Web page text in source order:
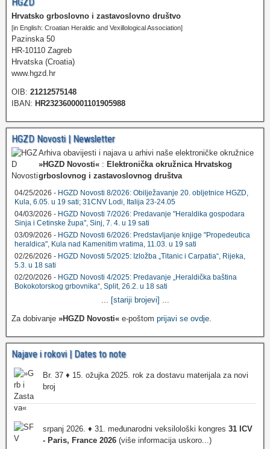
HGZD
Hrvatsko grboslovno i zastavoslovno društvo
[in English: Croatian Heraldic and Vexillological Association]
Pazinska 50
HR-10110 Zagreb
Hrvatska (Croatia)
www.hgzd.hr
OIB: 21212575148
IBAN: HR2323600001101905988
HGZD Novosti | Newsletter
Arhiva obavijesti i najava u arhivi naše elektroničke okružnice
»HGZD Novosti« : Elektronička okružnica Hrvatskog
grboslovnog i zastavoslovnog društva
04/25/2026 - HGZD Novosti 8/2026: Obilježavanje 20. obljetnice HGZD,
Kula, 6.05. u 19 sati; 31CNV Lodi, Italija 23-24.05
04/03/2026 - HGZD Novosti 7/2026: Predavanje "Heraldika gospodara
Sinja i Cetinske župa", Sinj, 7. 4. u 19 sati
03/09/2026 - HGZD Novosti 6/2026: Predstavljanje knjige "Propedeutica
heraldica", Kula nad Kamenitim vratima, 11.03. u 19 sati
02/26/2026 - HGZD Novosti 5/2025: Izložba „Titanic i Carpatia“, Rijeka,
5.3. u 18 sati
02/20/2026 - HGZD Novosti 4/2025: Predavanje „Heraldička baština
Bokokotorskog grbovnika“, Split, 26.2. u 18 sati
... [stariji brojevi] ...
Za dobivanje »HGZD Novosti« e-poštom prijavi se ovdje.
Najave i rokovi | Dates to note
Br. 37 ♦ 15. ožujka 2025. rok za dostavu materijala za novi
broj
srpanj 2026. ♦ 31. međunarodni veksilološki kongres 31 ICV
- Paris, France 2026 (više informacija uskoro...)